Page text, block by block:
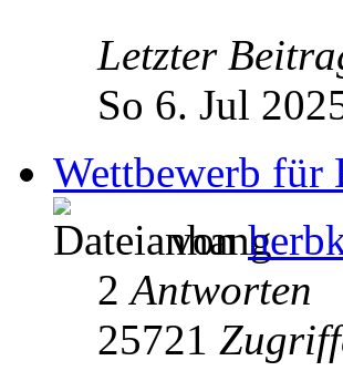
Letzter
So 6. Jul
Wettbewerb für
von
2Antworten
25721